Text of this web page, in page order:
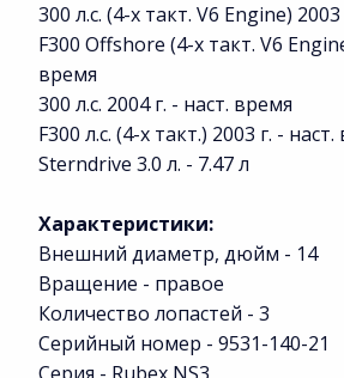
300 л.с. (4-х такт. V6 Engine) 2003
F300 Offshore (4-х такт. V6
время
300 л.с. 2004 г. - наст. время
F300 л.с. (4-х такт.) 2003 г. -
Sterndrive 3.0 л. - 7.47 л
Характеристики:
Внешний диаметр, дюйм - 14
Вращение - правое
Количество лопастей - 3
Серийный номер - 9531-140-21